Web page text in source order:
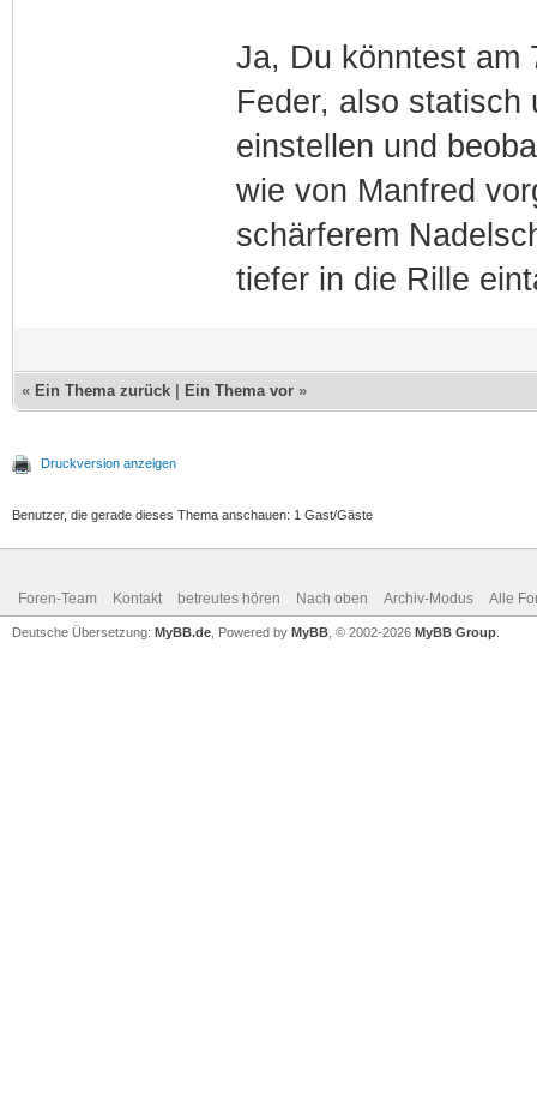
Ja, Du könntest am
Feder, also statisch
einstellen und
wie von Manfred
schärferem
tiefer in die Rille
« Ein Thema zurück Ein Thema vor »
Druckversion anzeigen
Benutzer, die gerade dieses Thema anschauen: 1 Gast/Gäste
Foren-Team Kontakt betreutes hören Nach oben Archiv-Modus Alle
Deutsche Übersetzung: MyBB.de , Powered by MyBB , © 2002-2026 MyBB Group